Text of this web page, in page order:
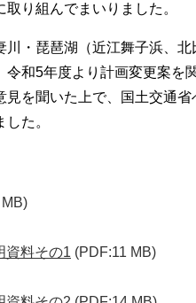
り組んでまいりました。
川・琵琶湖（近江舞子浜、
令和5年度より計画変更案を
見を聞いた上で、国土交通
た。
資料その1 (PDF:11 MB)